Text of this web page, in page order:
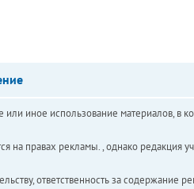
иное использование материалов, в
правах рекламы. , однако редакция
ответственность за содержание